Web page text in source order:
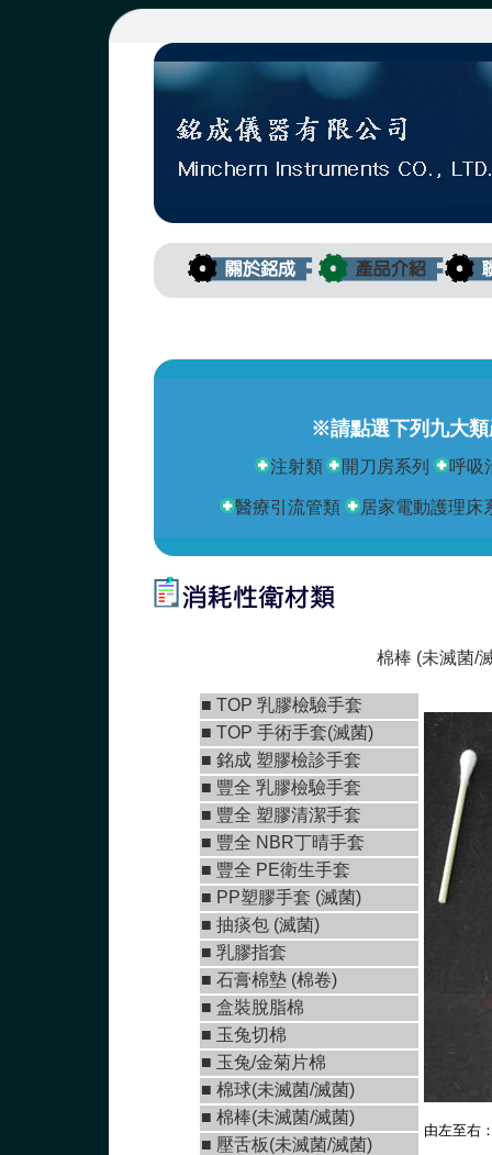
※請點選下列九大
注射類 開刀房系列 呼吸
醫療引流管類 居家電動護理床
棉棒 (未滅菌/
■ TOP 乳膠檢驗手套
■ TOP 手術手套(滅菌)
■ 銘成 塑膠檢診手套
■ 豐全 乳膠檢驗手套
■ 豐全 塑膠清潔手套
■ 豐全 NBR丁晴手套
■ 豐全 PE衛生手套
■ PP塑膠手套 (滅菌)
■ 抽痰包 (滅菌)
■ 乳膠指套
■ 石膏棉墊 (棉卷)
■ 盒裝脫脂棉
■ 玉兔切棉
■ 玉兔/金菊片棉
■ 棉球(未滅菌/滅菌)
■ 棉棒(未滅菌/滅菌)
■ 壓舌板(未滅菌/滅菌)
由左至右